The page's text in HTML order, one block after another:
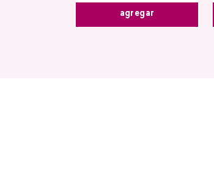
agregar